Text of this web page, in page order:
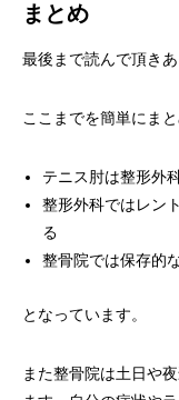
まとめ
最後まで読んで頂き
ここまでを簡単にま
テニス肘は整形外
整形外科ではレン
る
整骨院では保存的
となっています。
また整骨院は土日や